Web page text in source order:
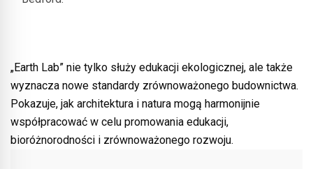
„Earth Lab” nie tylko służy edukacji ekologicznej, ale także
wyznacza nowe standardy zrównoważonego budownictwa.
Pokazuje, jak architektura i natura mogą harmonijnie
współpracować w celu promowania edukacji,
bioróżnorodności i zrównoważonego rozwoju.